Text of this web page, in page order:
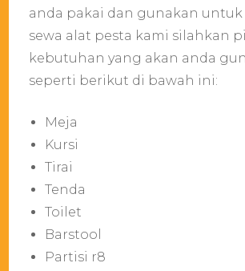
anda pakai dan gunakan untuk
sewa alat pesta kami silahkan
kebutuhan yang akan anda
seperti berikut di bawah ini:
Meja
Kursi
Tirai
Tenda
Toilet
Barstool
Partisi r8